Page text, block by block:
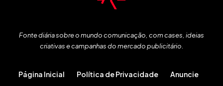
Fonte diária sobre o mundo comunicação, com cases, ideias
criativas e campanhas do mercado publicitário.
Página Inicial Política de Privacidade Anuncie